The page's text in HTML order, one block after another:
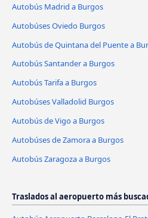
Autobús Madrid a Burgos
Autobúses Oviedo Burgos
Autobús de Quintana del Puente a
Autobús Santander a Burgos
Autobús Tarifa a Burgos
Autobúses Valladolid Burgos
Autobús de Vigo a Burgos
Autobúses de Zamora a Burgos
Autobús Zaragoza a Burgos
Traslados al aeropuerto más